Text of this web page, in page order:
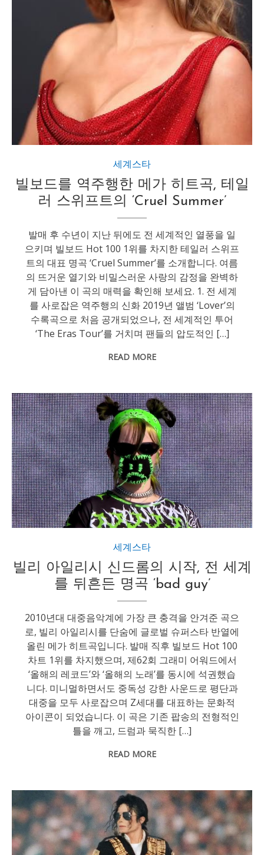
세계스타
빌보드를 역주행한 메가 히트곡, 테일
러 스위프트의 ‘Cruel Summer’
발매 후 수년이 지난 뒤에도 전 세계적인 열풍을 일
으키며 빌보드 Hot 100 1위를 차지한 테일러 스위프
트의 대표 명곡 ‘Cruel Summer’를 소개합니다. 여름
의 뜨거운 열기와 비밀스러운 사랑의 감정을 완벽하
게 담아낸 이 곡의 매력을 확인해 보세요. 1. 전 세계
를 사로잡은 역주행의 신화 2019년 앨범 ‘Lover’의
수록곡으로 처음 공개되었으나, 전 세계적인 투어
‘The Eras Tour’를 거치며 팬들의 압도적인 […]
READ MORE
세계스타
빌리 아일리시 신드롬의 시작, 전 세계
를 뒤흔든 명곡 ‘bad guy’
2010년대 대중음악계에 가장 큰 충격을 안겨준 곡으
로, 빌리 아일리시를 단숨에 글로벌 슈퍼스타 반열에
올린 메가 히트곡입니다. 발매 직후 빌보드 Hot 100
차트 1위를 차지했으며, 제62회 그래미 어워드에서
‘올해의 레코드’와 ‘올해의 노래’를 동시에 석권했습
니다. 미니멀하면서도 중독성 강한 사운드로 평단과
대중을 모두 사로잡으며 Z세대를 대표하는 문화적
아이콘이 되었습니다. 이 곡은 기존 팝송의 전형적인
틀을 깨고, 드럼과 묵직한 […]
READ MORE